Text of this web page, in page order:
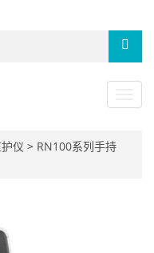
仪 > RN100系列手持